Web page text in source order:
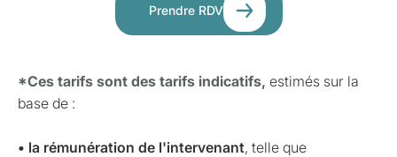
Prendre RDV
*Ces tarifs sont des tarifs indicatifs, estimés sur la
base de :
• la rémunération de l'intervenant, telle que